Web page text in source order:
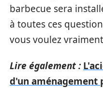
barbecue sera
à toutes ces
vous voulez
Lire également :
d'un aménagement